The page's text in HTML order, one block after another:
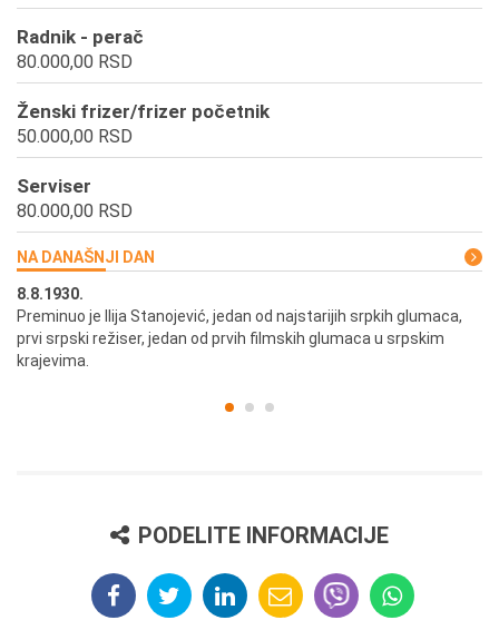
Radnik - perač
80.000,00 RSD
Ženski frizer/frizer početnik
50.000,00 RSD
Serviser
80.000,00 RSD
NA DANAŠNJI DAN
8.8.1930.
Preminuo je Ilija Stanojević, jedan od najstarijih srpkih glumaca,
prvi srpski režiser, jedan od prvih filmskih glumaca u srpskim
krajevima.
PODELITE INFORMACIJE